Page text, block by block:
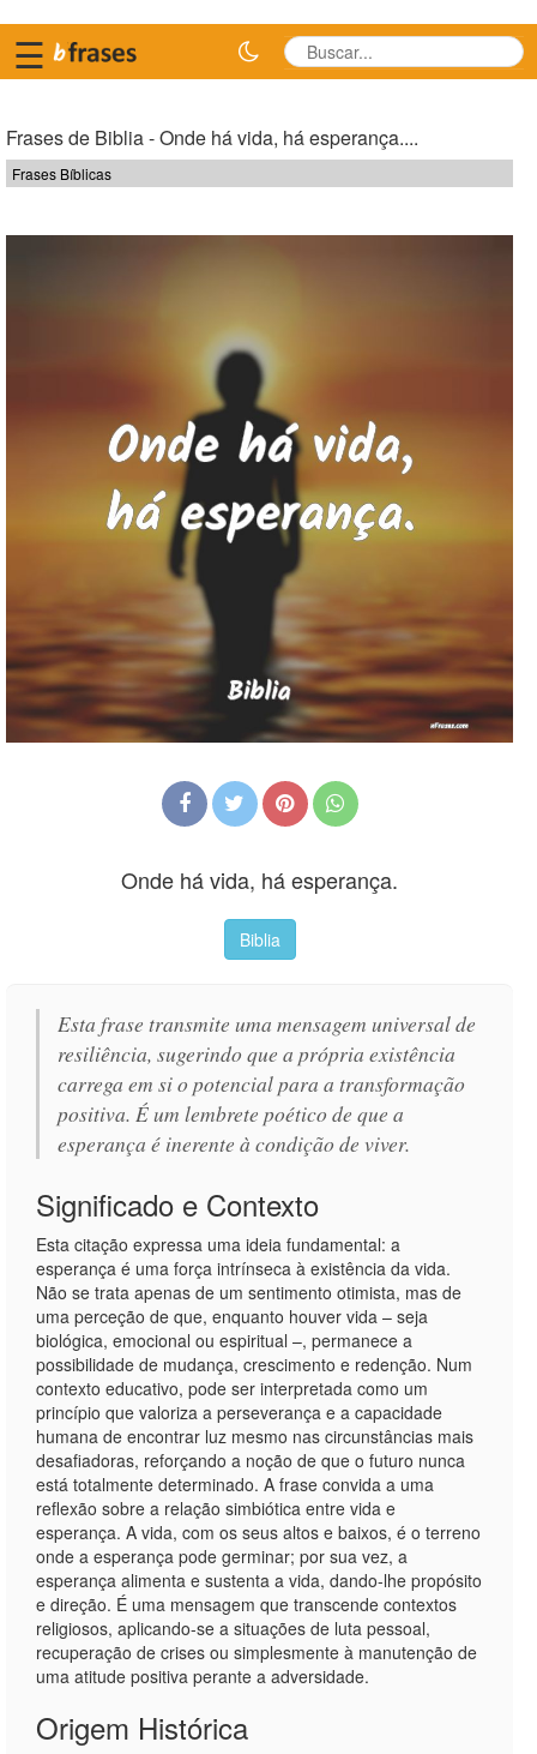
☰
Frases de Biblia - Onde há vida, há esperança....
Frases Bíblicas
Onde há vida, há esperança.
Biblia
Esta frase transmite uma mensagem universal de
resiliência, sugerindo que a própria existência
carrega em si o potencial para a transformação
positiva. É um lembrete poético de que a
esperança é inerente à condição de viver.
Significado e Contexto
Esta citação expressa uma ideia fundamental: a
esperança é uma força intrínseca à existência da vida.
Não se trata apenas de um sentimento otimista, mas de
uma perceção de que, enquanto houver vida – seja
biológica, emocional ou espiritual –, permanece a
possibilidade de mudança, crescimento e redenção. Num
contexto educativo, pode ser interpretada como um
princípio que valoriza a perseverança e a capacidade
humana de encontrar luz mesmo nas circunstâncias mais
desafiadoras, reforçando a noção de que o futuro nunca
está totalmente determinado. A frase convida a uma
reflexão sobre a relação simbiótica entre vida e
esperança. A vida, com os seus altos e baixos, é o terreno
onde a esperança pode germinar; por sua vez, a
esperança alimenta e sustenta a vida, dando-lhe propósito
e direção. É uma mensagem que transcende contextos
religiosos, aplicando-se a situações de luta pessoal,
recuperação de crises ou simplesmente à manutenção de
uma atitude positiva perante a adversidade.
Origem Histórica